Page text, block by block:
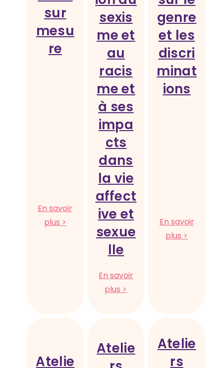
sur
mesu
re
En savoir
plus >
Formation
sexis
me et
au
racis
me et
à ses
impa
cts
dans
la vie
affect
ive et
sexue
lle
En savoir
plus >
sexisme
genre
et les
discri
minat
ions
En savoir
plus >
Atelie
Atelie
Atelie
rs